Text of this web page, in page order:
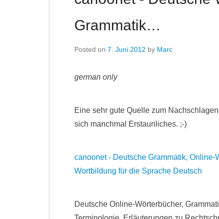
Grammatik…
Posted on 7. Juni 2012 by Marc
german only
Eine sehr gute Quelle zum
sich manchmal Erstaunliches. ;-)
canoonet - Deutsche Grammatik, Online-
Wortbildung für die Sprache Deutsch
Deutsche Online-Wörterbücher,